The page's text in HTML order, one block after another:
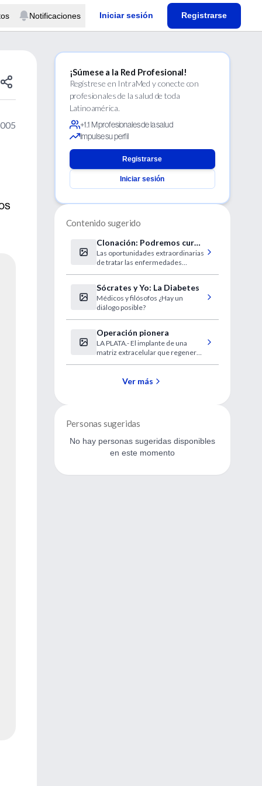
Notificaciones Iniciar sesión Registrarse
¡Súmese a la Red Profesional!
Regístrese en IntraMed y conecte con
profesionales de la salud de toda
Latinoamérica.
+1.1 M profesionales de la salud
Impulse su perfil
Registrarse
Iniciar sesión
Contenido sugerido
Clonación: Podremos curar
más enfermedades
Las oportunidades extraordinarias
de tratar las enfermedades
surcoreanos recientemente logró
extraer células madre de
embriones humanos clonados
Sócrates y Yo: La Diabetes
Médicos y filósofos ¿Hay un
diálogo posible?
Operación pionera
LA PLATA.- El implante de una
matriz extracelular que regenera
en el hospital provincial
Ver más
Personas sugeridas
No hay personas sugeridas disponibles
en este momento